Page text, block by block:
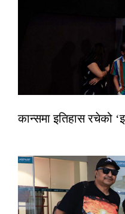
कान्समा इतिहास रचेको